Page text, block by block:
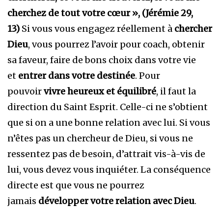
cherchez de tout votre cœur », (Jérémie 29,
13) Si vous vous engagez réellement à chercher
Dieu, vous pourrez l’avoir pour coach, obtenir
sa faveur, faire de bons choix dans votre vie
et entrer dans votre destinée. Pour
pouvoirvivre heureux et équilibré, il faut la
direction du Saint Esprit. Celle-ci ne s’obtient
que si on a une bonne relation avec lui. Si vous
n’êtes pas un chercheur de Dieu, si vous ne
ressentez pas de besoin, d’attrait vis-à-vis de
lui, vous devez vous inquiéter. La conséquence
directe est que vous ne pourrez
jamais développer votre relation avec Dieu.